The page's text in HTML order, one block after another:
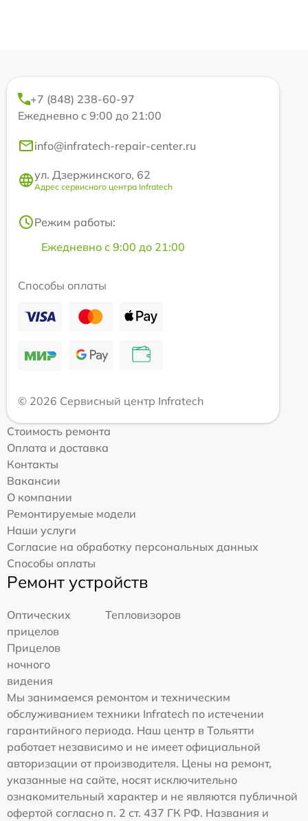
+7 (848) 238-60-97
Ежедневно с 9:00 до 21:00
info@infratech-repair-center.ru
ул. Дзержинского, 62
Адрес сервисного центра Infratech
Режим работы:
Ежедневно с 9:00 до 21:00
Способы оплаты
© 2026 Сервисный центр Infratech
Стоимость ремонта
Оплата и доставка
Контакты
Вакансии
О компании
Ремонтируемые модели
Наши услуги
Согласие на обработку персональных данных
Способы оплаты
Ремонт устройств
Оптических
прицелов
Тепловизоров
Прицелов
ночного
видения
Мы занимаемся ремонтом и техническим
обслуживанием техники Infratech по истечении
гарантийного периода. Наш центр в Тольятти
работает независимо и не имеет официальной
авторизации от производителя. Цены на ремонт,
указанные на сайте, носят исключительно
ознакомительный характер и не являются публичной
офертой согласно п. 2 ст. 437 ГК РФ. Названия и